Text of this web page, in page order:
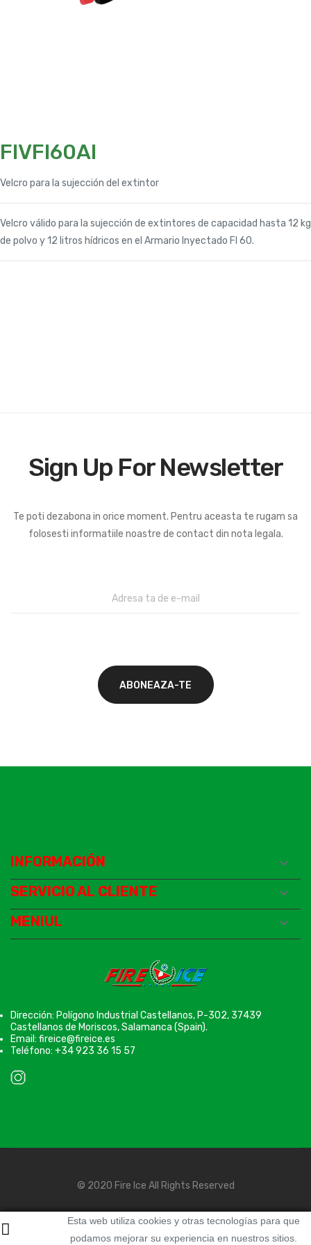
FIVFI60AI
Velcro para la sujección del extintor
Velcro válido para la sujección de extintores de capacidad hasta 12 kg
de polvo y 12 litros hídricos en el Armario Inyectado FI 60.
Sign Up For Newsletter
Te poti dezabona in orice moment. Pentru aceasta te rugam sa
folosesti informatiile noastre de contact din nota legala.
INFORMACIÓN

SERVICIO AL CLIENTE

MENIUL

Dirección: Polígono Industrial Castellanos, P-302, 37439
Castellanos de Moriscos, Salamanca (Spain).
Email: fireice@fireice.es
Teléfono: +34 923 36 15 57
Esta web utiliza cookies y otras tecnologías para que
podamos mejorar su experiencia en nuestros sitios.
© 2020 Fire Ice All Rights Reserved